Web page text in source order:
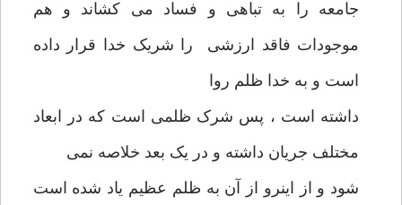
جامعه را به تباهی و فساد می کشاند و هم
موجودات فاقد ارزشی را شریک خدا قرار داده
است و به خدا ظلم روا
داشته است ، پس شرک ظلمی است که در ابعاد
مختلف جریان داشته و در یک بعد خلاصه نمی
شود و از اینرو از آن به ظلم عظیم یاد شده است